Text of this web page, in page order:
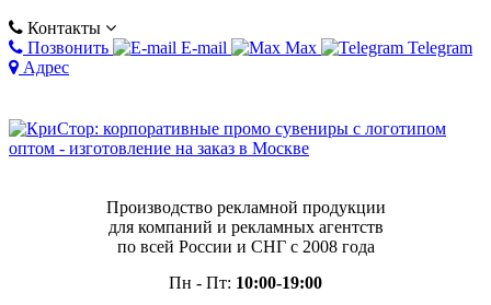
Контакты
Позвонить
E-mail Max
Telegram
Адрес
Производство рекламной продукции
для компаний и рекламных агентств
по всей России и СНГ с 2008 года
Пн - Пт: 10:00-19:00